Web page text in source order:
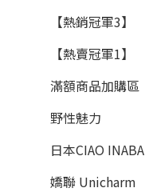
【熱銷冠軍3】
【熱賣冠軍1】
滿額商品加購區
野性魅力
日本CIAO INABA
嬌聯 Unicharm